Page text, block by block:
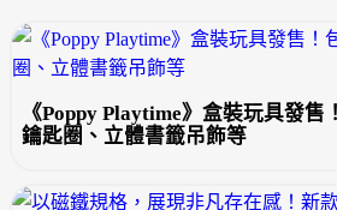
《Poppy Playtime》盒裝玩具發
鑰匙圈、立體書籤吊飾等